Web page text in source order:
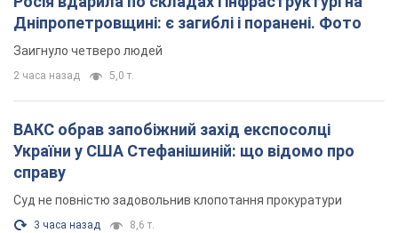
Дніпропетровщині: є загиблі і поранені. Фото
Заигнуло четверо людей
2 часа назад 5,0 т.
ВАКС обрав запобіжний захід експосолці
України у США Стефанішиній: що відомо про
справу
Суд не повністю задовольнив клопотання прокуратури
3 часа назад 8,6 т.